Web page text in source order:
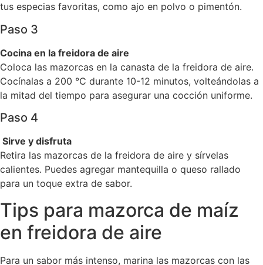
tus especias favoritas, como ajo en polvo o pimentón.
Paso 3
Cocina en la freidora de aire
Coloca las mazorcas en la canasta de la freidora de aire.
Cocínalas a 200 °C durante 10-12 minutos, volteándolas a
la mitad del tiempo para asegurar una cocción uniforme.
Paso 4
Sirve y disfruta
Retira las mazorcas de la freidora de aire y sírvelas
calientes. Puedes agregar mantequilla o queso rallado
para un toque extra de sabor.
Tips para mazorca de maíz
en freidora de aire
Para un sabor más intenso, marina las mazorcas con las